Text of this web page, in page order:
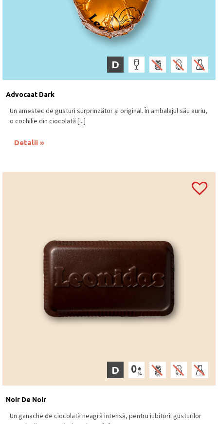
D
Advocaat Dark
Un amestec de gusturi surprinzător și original. În ambalajul său auriu,
o cochilie din ciocolată [...]
Detalii
D
Noir De Noir
Un ganache de ciocolată neagră intensă, pentru iubitorii gusturilor